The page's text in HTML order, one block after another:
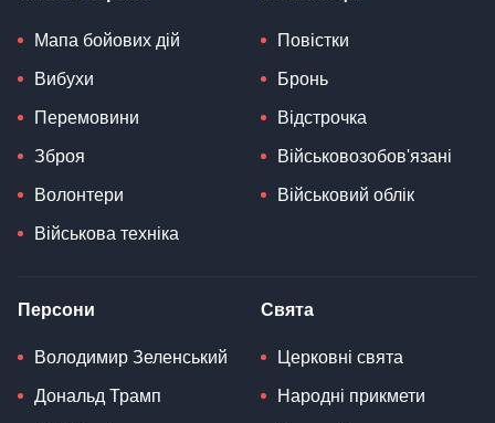
Мапа бойових дій
Вибухи
Перемовини
Зброя
Волонтери
Військова техніка
Повістки
Бронь
Відстрочка
Військовозобов'язані
Військовий облік
Персони
Володимир Зеленський
Дональд Трамп
Свята
Церковні свята
Народні прикмети